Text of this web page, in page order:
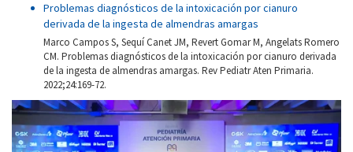
Problemas diagnósticos de la intoxicación por cianuro
derivada de la ingesta de almendras amargas
Marco Campos S, Sequí Canet JM, Revert Gomar M, Angelats Romero
CM. Problemas diagnósticos de la intoxicación por cianuro derivada
de la ingesta de almendras amargas. Rev Pediatr Aten Primaria.
2022;24:169-72.